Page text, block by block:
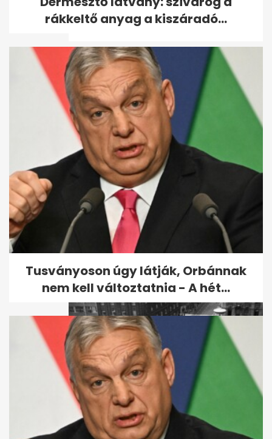
számolni, hányszor ajánlották
fel a...
Árvízi hírek: Paksnál jár az
árhullám, visszaáll a BKK,...
rákkeltő anyag a kiszáradó...
Tusványoson úgy látják, Orbánnak
nem kell változtatnia - A hét...